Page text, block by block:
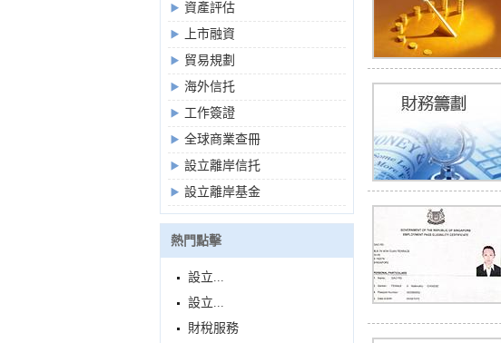
資產評估
上市融資
貿易規劃
海外信托
工作簽證
全球商業查冊
設立離岸信托
設立離岸基金
熱門點擊
設立...
設立...
財稅服務